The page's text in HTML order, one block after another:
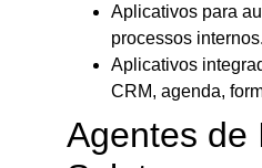
Aplicativos para
processos internos.
Aplicativos
CRM, agenda,
Agentes de